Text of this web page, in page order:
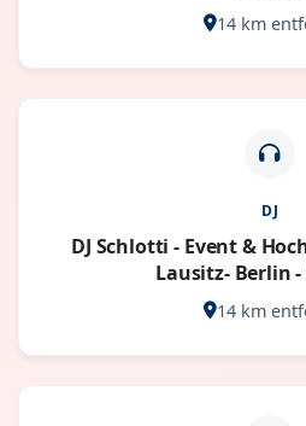
14 km
DJ
DJ Schlotti - Event &
Lausitz- Berlin -
14 km